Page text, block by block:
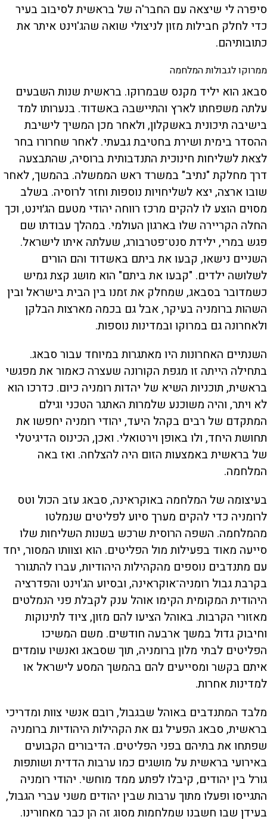
סיפרה לי שיצאה עם החבר'ה של בראשית לסיבוב בעיר
כדי לחלק חבילות מזון לניצולי שואה שהג'וינט איתר את
כתובותיהם.
ממרוקו לגבולות המלחמה
סבאג הוא יליד מקנס שבמרוקו. בראשית שנות השבעים
עלתה משפחתו לארץ והתיישבה באשדוד. בנערותו למד
בישיבה תיכונית באשקלון, ולאחר מכן המשיך לישיבת
ההסדר בימית ושירת בחטיבת גבעתי. לאחר שחרורו בחר
לצאת לשליחות חינוכית התנדבותית ברוסיה, שהתבצעה
דרך מחלקת "נתיב" במשרד ראש הממשלה. בהמשך, לאחר
שובו ארצה, יצא לשליחויות נוספות וחזר לרוסיה. בשלב
מסוים הוצע לו להקים מרכז רווחה יהודי מטעם הג׳וינט, וכך
החלה הקריירה שלו בארגון העולמי. במהלך עבודתו שם
פגש במרי, ילידת סנט־פטרבורג, שעלתה איתו לישראל.
השניים נישאו, קבעו את ביתם באשדוד והם הורים
לשלושה ילדים. "קבעו את ביתם" הוא מושג קצת גמיש
כשמדובר בסבאג, שמחלק את זמנו בין הבית בישראל ובין
השהות ברומניה בעיקר, אבל גם בכמה מארצות הבלקן
ולאחרונה גם במרוקו ובמדינות נוספות.
השנתיים האחרונות היו מאתגרות במיוחד עבור סבאג.
בתחילה הייתה זו מגפת הקורונה שעצרה כאמור את מפגשי
בראשית, תוכניות השיא של יהדות רומניה כיום. כדרכו הוא
לא ויתר, והיה משוכנע שלמרות האתגר הטכני וגילם
המתקדם של רבים בקהל היעד, יהודי רומניה יחפשו את
תחושת היחד, ולו באופן וירטואלי. ואכן, הכינוס הדיגיטלי
של בראשית באמצעות הזום היה להצלחה. ואז באה
המלחמה.
בעיצומה של המלחמה באוקראינה, סבאג עזב הכול וטס
לרומניה כדי להקים מערך סיוע לפליטים שנמלטו
מהמלחמה. השפה הרוסית שרכש בשנות השליחות שלו
סייעה מאוד בפעילות מול הפליטים. הוא וצוותו המסור, יחד
עם מתנדבים נוספים מהקהילות היהודיות, עברו להתגורר
בקרבת גבול רומניה־אוקראינה, ובסיוע הג'וינט והפדרציה
היהודית המקומית הקימו אוהל ענק לקבלת פני הנמלטים
מאזורי הקרבות. באוהל הציעו להם מזון, ציוד לתינוקות
וחיבוק גדול במשך ארבעה חודשים. משם המשיכו
הפליטים לבתי מלון ברומניה, תוך שסבאג ואנשיו עומדים
איתם בקשר ומסייעים להם בהמשך המסע לישראל או
למדינות אחרות.
מלבד המתנדבים באוהל שבגבול, רובם אנשי צוות ומדריכי
בראשית, סבאג הפעיל גם את הקהילות היהודיות ברומניה
שפתחו את בתיהם בפני הפליטים. הדיבורים הקבועים
באירועי בראשית על מושגים כמו ערבות הדדית ושותפות
גורל בין יהודים, קיבלו לפתע ממד מוחשי. יהודי רומניה
התגייסו ופעלו מתוך ערבות שבין יהודים משני עברי הגבול,
בעידן שבו חשבנו שמלחמות מסוג זה הן כבר מאחורינו.